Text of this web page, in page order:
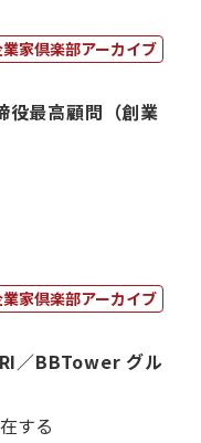
家倶楽部アーカイブ
役最高顧問（創業
家倶楽部アーカイブ
／BBTower グル
する